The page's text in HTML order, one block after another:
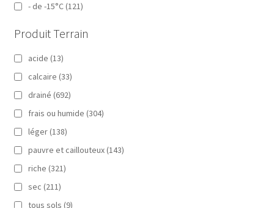
- de -15°C (121)
Produit Terrain
acide (13)
calcaire (33)
drainé (692)
frais ou humide (304)
léger (138)
pauvre et caillouteux (143)
riche (321)
sec (211)
tous sols (9)